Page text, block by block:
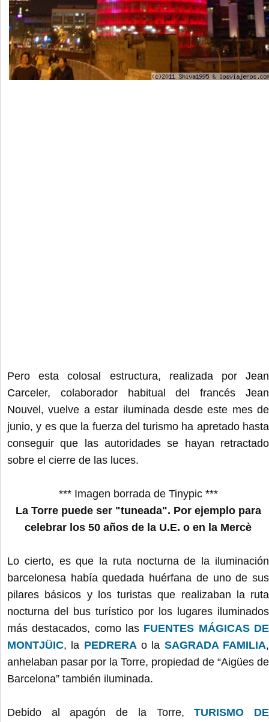
Pero esta colosal estructura, realizada por Jean
Carceler, colaborador habitual del francés Jean
Nouvel, vuelve a estar iluminada desde este mes de
junio, y es que la fuerza del turismo ha apretado hasta
conseguir que las autoridades se hayan retractado
sobre el cierre de las luces.
*** Imagen borrada de Tinypic ***
La Torre puede ser "tuneada". Por ejemplo para
celebrar los 50 años de la U.E. o en la Mercè
Lo cierto, es que la ruta nocturna de la iluminación
barcelonesa había quedada huérfana de uno de sus
pilares básicos y los turistas que realizaban la ruta
nocturna del bus turístico por los lugares iluminados
más destacados, como las FUENTES MÁGICAS DE
MONTJÜIC, la PEDRERA o la SAGRADA FAMILIA,
anhelaban pasar por la Torre, propiedad de “Aigües de
Barcelona” también iluminada.
Debido al apagón de la Torre,TURISMO DE